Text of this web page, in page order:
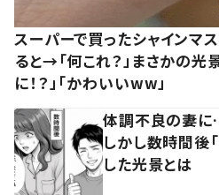
スーパーで買ったシャインマ
ると→「何これ？」まさかの光
に！？」「かわいいww」
体調不良の妻に
しかし数時間後
した光景とは